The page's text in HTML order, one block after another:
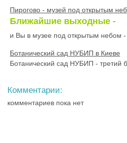
Пирогово - музей под открытым
Ближайшие выходные -
и Вы в музее под открытым небом
Ботанический сад НУБИП в Киеве
Ботанический сад НУБИП - третий
Комментарии:
комментариев пока нет